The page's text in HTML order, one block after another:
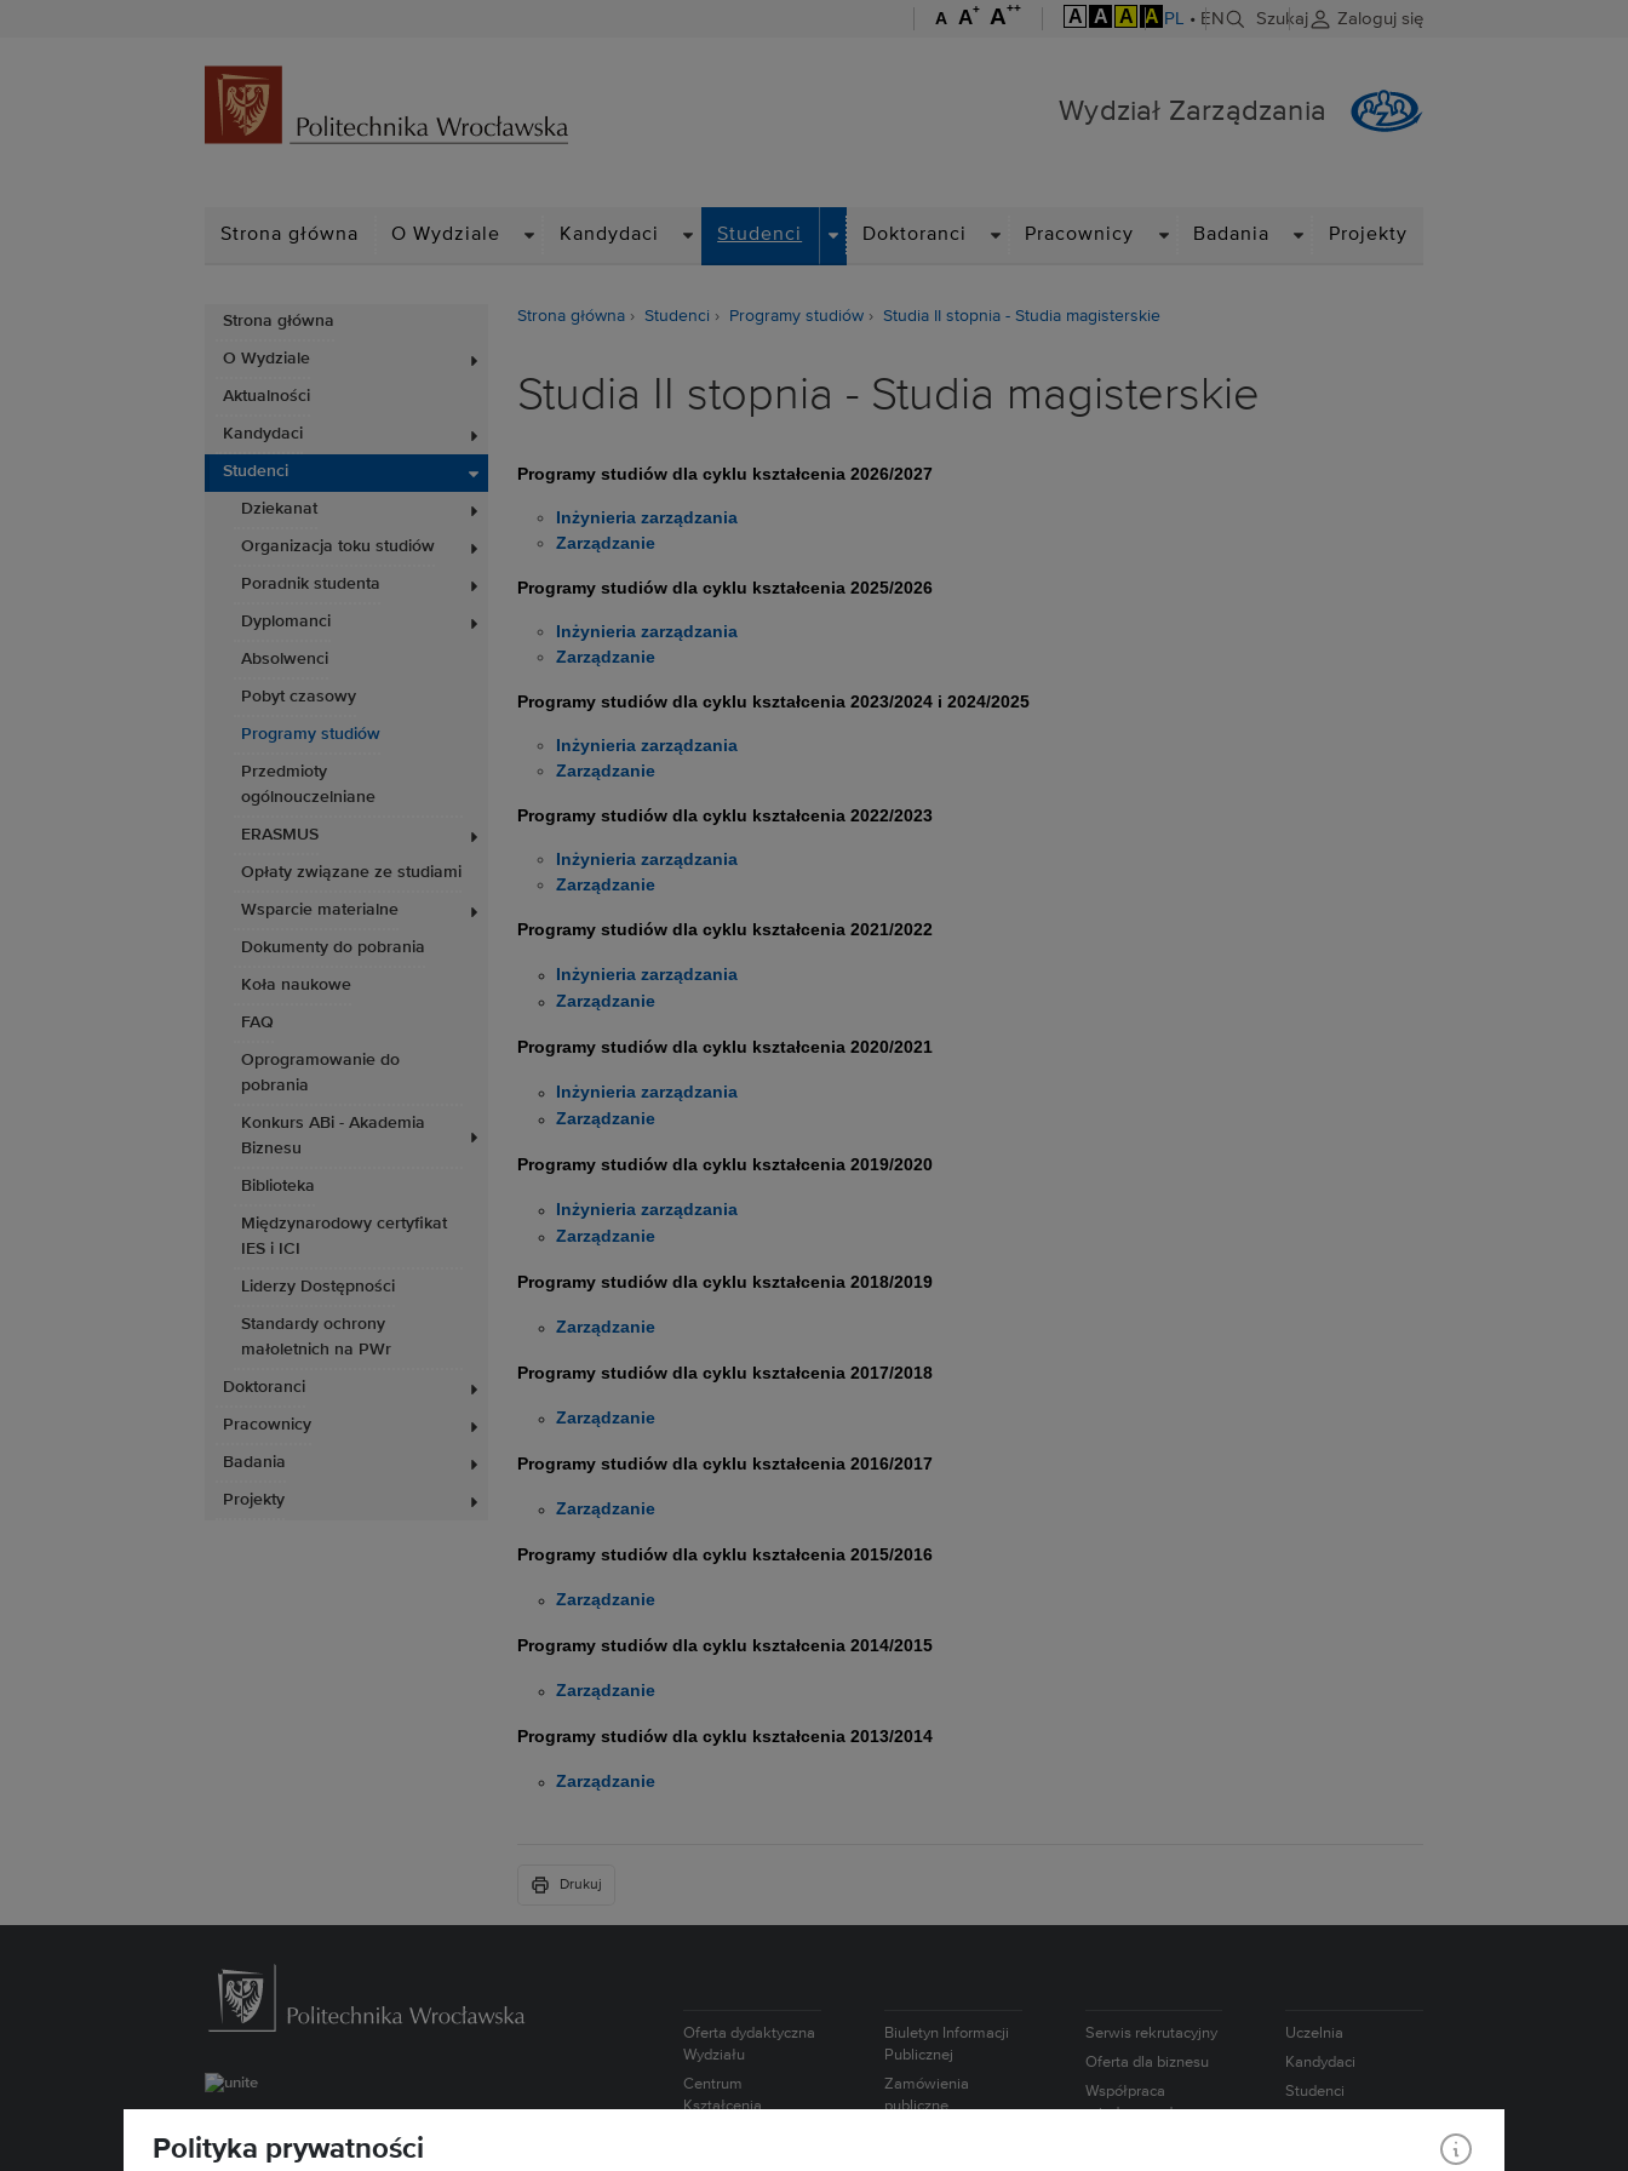
A A+ A++ A A A A PL • EN Szukaj Zaloguj się
Wydział Zarządzania
Strona główna O Wydziale Kandydaci Studenci
DROPDOWN
Doktoranci Pracownicy Badania Projekty
Strona główna
O Wydziale
Aktualności
Kandydaci
Studenci
Dziekanat
Organizacja toku studiów
Poradnik studenta
Dyplomanci
Absolwenci
Pobyt czasowy
Programy studiów
Przedmioty
ogólnouczelniane
ERASMUS
Opłaty związane ze studiami
Wsparcie materialne
Dokumenty do pobrania
Koła naukowe
FAQ
Oprogramowanie do
pobrania
Konkurs ABi - Akademia
Biznesu
Biblioteka
Międzynarodowy certyfikat
IES i ICI
Liderzy Dostępności
Standardy ochrony
małoletnich na PWr
Doktoranci
Pracownicy
Badania
Projekty
Strona główna Studenci Programy studiów Studia II stopnia - Studia magisterskie
Studia II stopnia - Studia magisterskie
Programy studiów dla cyklu kształcenia 2026/2027
Inżynieria zarządzania
Zarządzanie
Programy studiów dla cyklu kształcenia 2025/2026
Inżynieria zarządzania
Zarządzanie
Programy studiów dla cyklu kształcenia 2023/2024 i 2024/2025
Inżynieria zarządzania
Zarządzanie
Programy studiów dla cyklu kształcenia 2022/2023
Inżynieria zarządzania
Zarządzanie
Programy studiów dla cyklu kształcenia 2021/2022
Inżynieria zarządzania
Zarządzanie
Programy studiów dla cyklu kształcenia 2020/2021
Inżynieria zarządzania
Zarządzanie
Programy studiów dla cyklu kształcenia 2019/2020
Inżynieria zarządzania
Zarządzanie
Programy studiów dla cyklu kształcenia 2018/2019
Zarządzanie
Programy studiów dla cyklu kształcenia 2017/2018
Zarządzanie
Programy studiów dla cyklu kształcenia 2016/2017
Zarządzanie
Programy studiów dla cyklu kształcenia 2015/2016
Zarządzanie
Programy studiów dla cyklu kształcenia 2014/2015
Zarządzanie
Programy studiów dla cyklu kształcenia 2013/2014
Zarządzanie
Drukuj
ul. Łukasiewicza 5
Oferta dydaktyczna
Wydziału
Centrum
Kształcenia
Biuletyn Informacji
Publicznej
Zamówienia
publiczne
Serwis rekrutacyjny
Oferta dla biznesu
Współpraca
międzynarodowa
Uczelnia
Kandydaci
Studenci
Polityka prywatności